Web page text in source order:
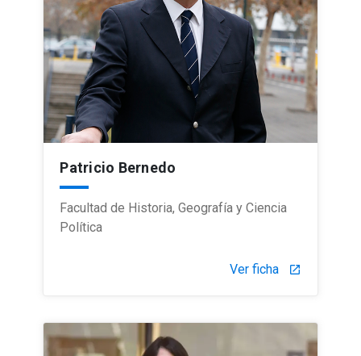
Patricio Bernedo
Facultad de Historia, Geografía y Ciencia
Política
Ver ficha launch